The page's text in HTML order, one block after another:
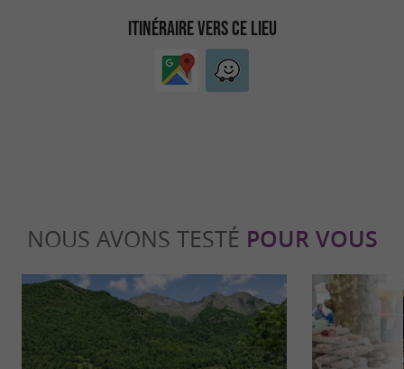
ITINÉRAIRE VERS CE LIEU
NOUS AVONS TESTÉ POUR VOUS